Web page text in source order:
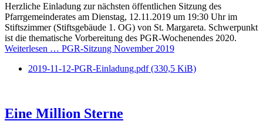
Herzliche Einladung zur nächsten öffentlichen Sitzung des
Pfarrgemeinderates am Dienstag, 12.11.2019 um 19:30 Uhr im
Stiftszimmer (Stiftsgebäude 1. OG) von St. Margareta. Schwerpunkt
ist die thematische Vorbereitung des PGR-Wochenendes 2020.
Weiterlesen … PGR-Sitzung November 2019
2019-11-12-PGR-Einladung.pdf(330,5 KiB)
Eine Million Sterne